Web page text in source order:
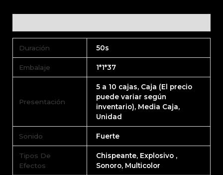
Duración 50s
Embalaje 1*1*37
Presentación
5 a 10 cajas, Caja (El precio
puede variar según
inventario), Media Caja,
Unidad
Sonido Fuerte
Tipos De
Efectos
Chispeante, Explosivo ,
Sonoro, Multicolor